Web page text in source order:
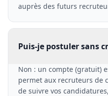
auprès des futurs
Puis-je postuler sans
Non : un compte (gratuit)
permet aux recruteurs de
de suivre vos